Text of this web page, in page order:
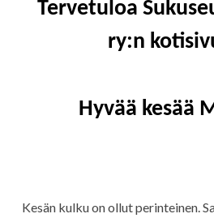
T
T
J
A
Tervetuloa
ry:n
Hyvää kesää
Kesän kulku on ollut perinteinen.